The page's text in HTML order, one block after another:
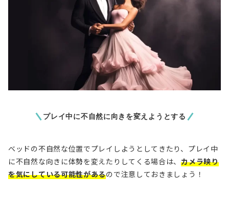
プレイ中に不自然に向きを変えようとする
ベッドの不自然な位置でプレイ しようとしてきたり、 プレイ中
に不自然な向きに体勢を変えたり してくる場合は、カメラ映り
を気にしている可能性があるので注意しておきましょう！